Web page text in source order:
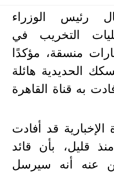
رئيس الوزراء
التخريب في
منسقة، مؤكدًا
الحديدية هائلة
به قناة القاهرة
الإخبارية قد أفادت
قليل، بأن قائد
عنه أنه سيرسل